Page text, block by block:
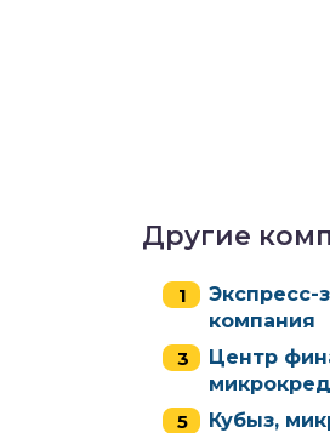
Другие
Экспресс-
компания
Центр
Кубыз,